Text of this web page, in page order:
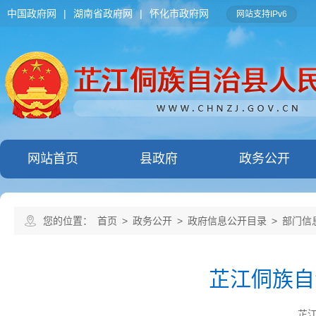
中国政府网 | 湖南省政府网 | 怀化市政府网 网站支持IPv6
网站首页 县政府 政务公开
您的位置： 首页 > 政务公开 > 政府信息公开目录 > 部门信
芷江侗族